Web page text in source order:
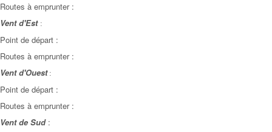
Routes à emprunter :
Vent d'Est :
Point de départ :
Routes à emprunter :
Vent d'Ouest:
Point de départ :
Routes à emprunter :
Vent de Sud: